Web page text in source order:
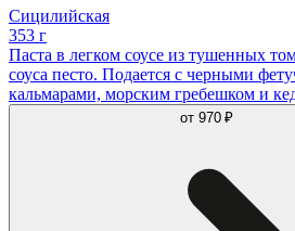
Сицилийская
353 г
Паста в легком соусе из тушенных
соуса песто. Подается с черными
кальмарами, морским гребешком и
от 970 ₽